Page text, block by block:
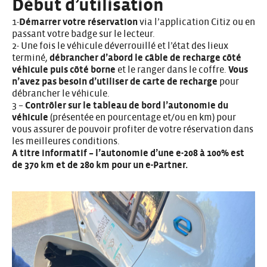
Début d’utilisation
1-Démarrer votre réservationvia l’application Citiz ou en
passant votre badge sur le lecteur.
2- Une fois le véhicule déverrouillé et l’état des lieux
terminé, débrancher d’abord le câble de recharge côté
véhicule puis côté borne et le ranger dans le coffre. Vous
n’avez pas besoin d’utiliser de carte de recharge pour
débrancher le véhicule.
3 –Contrôler sur le tableau de bord l’autonomie du
véhicule (présentée en pourcentage et/ou en km) pour
vous assurer de pouvoir profiter de votre réservation dans
les meilleures conditions.
A titre informatif – l’autonomie d’une e-208 à 100% est
de 370 km et de 280 km pour un e-Partner.